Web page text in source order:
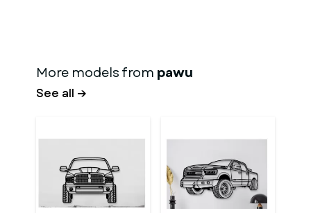
More models from pawu
See all →